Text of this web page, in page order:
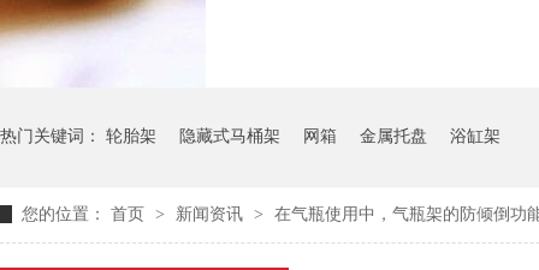
热门关键词： 轮胎架 隐藏式马桶架 网箱 金属托盘 浴缸架
您的位置： 首页 > 新闻资讯 > 在气瓶使用中，气瓶架的防倾倒